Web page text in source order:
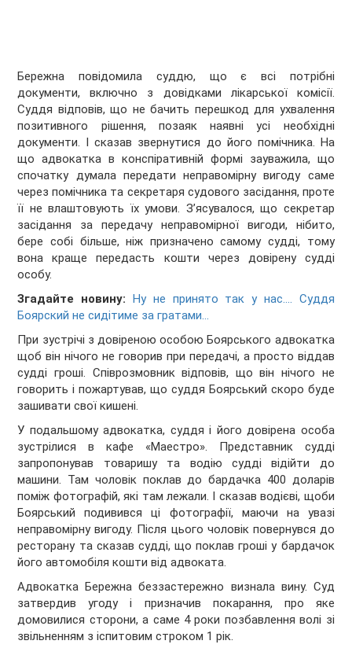
Бережна повідомила суддю, що є всі потрібні
документи, включно з довідками лікарської комісії.
Суддя відповів, що не бачить перешкод для ухвалення
позитивного рішення, позаяк наявні усі необхідні
документи. І сказав звернутися до його помічника. На
що адвокатка в конспіративній формі зауважила, що
спочатку думала передати неправомірну вигоду саме
через помічника та секретаря судового засідання, проте
її не влаштовують їх умови. Зʼясувалося, що секретар
засідання за передачу неправомірної вигоди, нібито,
бере собі більше, ніж призначено самому судді, тому
вона краще передасть кошти через довірену судді
особу.
Згадайте новину: Ну не принято так у нас…. Суддя
Боярский не сидітиме за гратами…
При зустрічі з довіреною особою Боярського адвокатка
щоб він нічого не говорив при передачі, а просто віддав
судді гроші. Співрозмовник відповів, що він нічого не
говорить і пожартував, що суддя Боярський скоро буде
зашивати свої кишені.
У подальшому адвокатка, суддя і його довірена особа
зустрілися в кафе «Маестро». Представник судді
запропонував товаришу та водію судді відійти до
машини. Там чоловік поклав до бардачка 400 доларів
поміж фотографій, які там лежали. І сказав водієві, щоби
Боярський подивився ці фотографії, маючи на увазі
неправомірну вигоду. Після цього чоловік повернувся до
ресторану та сказав судді, що поклав гроші у бардачок
його автомобіля кошти від адвоката.
Адвокатка Бережна беззастережно визнала вину. Суд
затвердив угоду і призначив покарання, про яке
домовилися сторони, а саме 4 роки позбавлення волі зі
звільненням з іспитовим строком 1 рік.